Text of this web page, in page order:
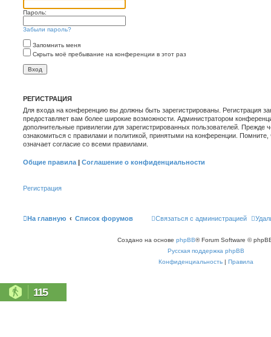
Пароль:
Забыли пароль?
Запомнить меня
Скрыть моё пребывание на конференции в этот раз
РЕГИСТРАЦИЯ
Для входа на конференцию вы должны быть зарегистрированы. Регистрация
предоставляет вам более широкие возможности. Администратором
дополнительные привилегии для зарегистрированных пользователей. Прежде
ознакомиться с правилами и политикой, принятыми на конференции.
означает согласие со всеми правилами.
Общие правила | Соглашение о конфиденциальности
Регистрация
На главную Список форумов Связаться с администрацией
Создано на основе phpBB® Forum Software ©
Русская поддержка phpBB
Конфиденциальность | Правила
115